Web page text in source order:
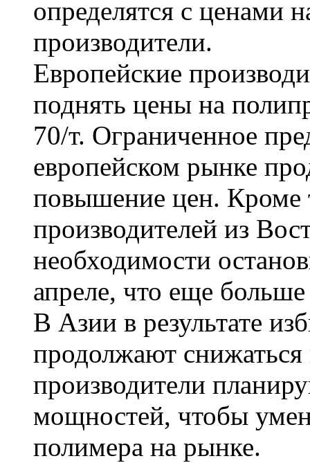
определятся с ценами
производители.
Европейские
поднять цены на
70/т. Ограниченное
европейском рынке
повышение цен. Кроме
производителей из
необходимости
апреле, что еще
В Азии в результате
продолжают
производители
мощностей, чтобы
полимера на рынке.